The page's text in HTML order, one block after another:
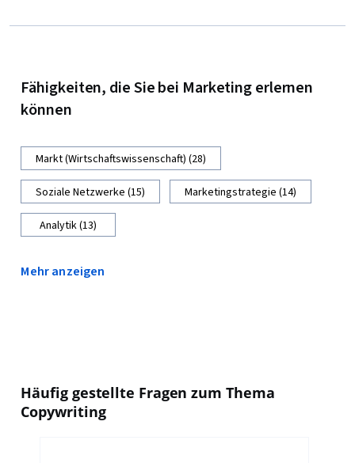
Fähigkeiten, die Sie bei Marketing erlernen
können
Markt (Wirtschaftswissenschaft) (28)
Soziale Netzwerke (15) Marketingstrategie (14)
Analytik (13)
Mehr anzeigen
Häufig gestellte Fragen zum Thema
Copywriting